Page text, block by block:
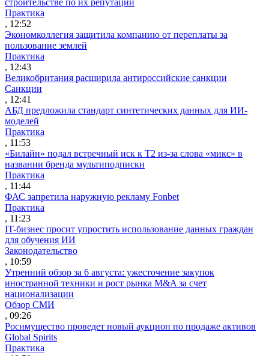
Практика
, 12:52
Экономколлегия защитила компанию от переплаты за
пользование землей
Практика
, 12:43
Великобритания расширила антироссийские санкции
Санкции
, 12:41
АБД предложила стандарт синтетических данных для ИИ-
моделей
Практика
, 11:53
«Билайн» подал встречный иск к Т2 из-за слова «микс» в
названии бренда мультиподписки
Практика
, 11:44
ФАС запретила наружную рекламу Fonbet
Практика
, 11:23
IT-бизнес просит упростить использование данных граждан
для обучения ИИ
Законодательство
, 10:59
Утренний обзор за 6 августа: ужесточение закупок
иностранной техники и рост рынка M&A за счет
национализации
Обзор СМИ
, 09:26
Росимущество проведет новый аукцион по продаже активов
Global Spirits
Практика